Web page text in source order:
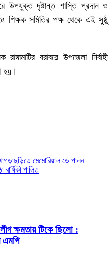
উপযুক্ত দৃষ্টান্ত শাস্তি প্রদান ও
শিক্ষক সমিতির পক্ষ থেকে এই সুষ্ঠু
বরাবরে উপজেলা নির্বাহী
হয়।
মেমোরিয়াল ডে পালন
পালিত
ক্ষমতায় টিকে ছিলো :
এমপি